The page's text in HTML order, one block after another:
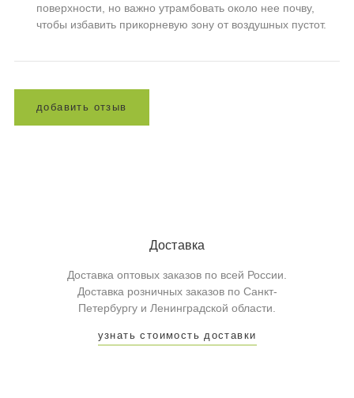
поверхности, но важно утрамбовать около нее почву,
чтобы избавить прикорневую зону от воздушных пустот.
доба вит ь отз ыв
Доставка
Доставка оптовых заказов по всей России.
Доставка розничных заказов по Санкт-
Петербургу и Ленинградской области.
узнать стоимость доставки